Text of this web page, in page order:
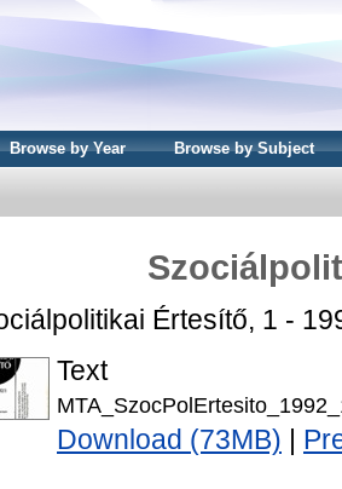
Browse by Year Browse by Subject
Értesítő, 1 -
Text
Download (73MB)